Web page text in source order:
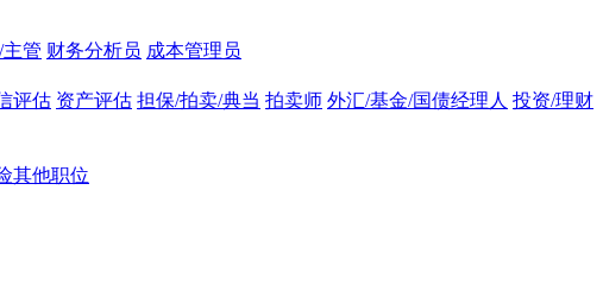
管 财务分析员 成本管理员
评估 资产评估 担保/拍卖/典当 拍卖师 外汇/基金/国债经理人 投资/理财
其他职位